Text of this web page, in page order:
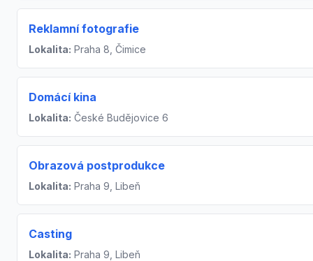
Reklamní fotografie
Lokalita: Praha 8, Čimice
Domácí kina
Lokalita: České Budějovice 6
Obrazová postprodukce
Lokalita: Praha 9, Libeň
Casting
Lokalita: Praha 9, Libeň